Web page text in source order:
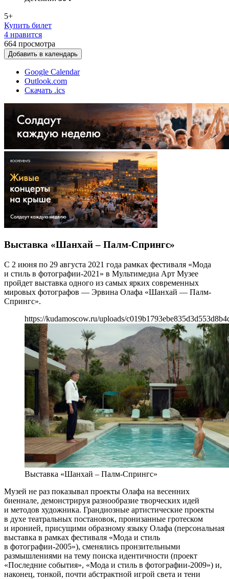
5+
Купить билет
4 нравится
664 просмотра
Добавить в календарь
Google Calendar
Outlook.com
Скачать .ics
Выставка «Шанхай – Палм-Спрингс»
С 2 июня по 29 августа 2021 года рамках фестиваля «Мода
и стиль в фотографии-2021» в Мультимедиа Арт Музее
пройдет выставка одного из самых ярких современных
мировых фотографов — Эрвина Олафа «Шанхай — Палм-
Спрингс».
https://kudamoscow.ru/uploads/
Выставка «Шанхай – Палм-Спрингс»
Музей не раз показывал проекты Олафа на весенних
биеннале, демонстрируя разнообразие творческих идей
и методов художника. Грандиозные артистические проекты
в духе театральных постановок, пронизанные гротеском
и иронией, присущими образному языку Олафа (персональная
выставка в рамках фестиваля «Мода и стиль
в фотографии-2005»), сменялись пронзительными
размышлениями на тему поиска идентичности (проект
«Последние события», «Мода и стиль в фотографии-2009») и,
наконец, тонкой, почти абстрактной игрой света и тени